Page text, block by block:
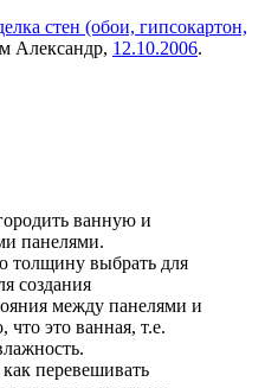
стен (обои, гипсокартон,
Александр, 12.10.2006.
ванную и
панелями.
толщину выбрать для
создания
между панелями и
что это ванная, т.е.
перевешивать